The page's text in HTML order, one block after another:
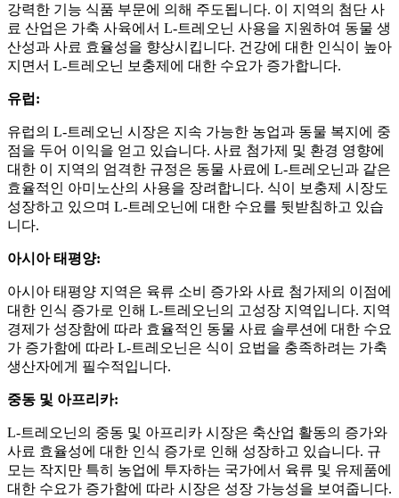
강력한 기능 식품 부문에 의해 주도됩니다. 이 지역의 첨단 사
료 산업은 가축 사육에서 L-트레오닌 사용을 지원하여 동물 생
산성과 사료 효율성을 향상시킵니다. 건강에 대한 인식이 높아
지면서 L-트레오닌 보충제에 대한 수요가 증가합니다.
유럽:
유럽의 L-트레오닌 시장은 지속 가능한 농업과 동물 복지에 중
점을 두어 이익을 얻고 있습니다. 사료 첨가제 및 환경 영향에
대한 이 지역의 엄격한 규정은 동물 사료에 L-트레오닌과 같은
효율적인 아미노산의 사용을 장려합니다. 식이 보충제 시장도
성장하고 있으며 L-트레오닌에 대한 수요를 뒷받침하고 있습
니다.
아시아 태평양:
아시아 태평양 지역은 육류 소비 증가와 사료 첨가제의 이점에
대한 인식 증가로 인해 L-트레오닌의 고성장 지역입니다. 지역
경제가 성장함에 따라 효율적인 동물 사료 솔루션에 대한 수요
가 증가함에 따라 L-트레오닌은 식이 요법을 충족하려는 가축
생산자에게 필수적입니다.
중동 및 아프리카:
L-트레오닌의 중동 및 아프리카 시장은 축산업 활동의 증가와
사료 효율성에 대한 인식 증가로 인해 성장하고 있습니다. 규
모는 작지만 특히 농업에 투자하는 국가에서 육류 및 유제품에
대한 수요가 증가함에 따라 시장은 성장 가능성을 보여줍니다.